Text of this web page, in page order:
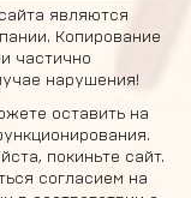
являются
Копирование
частично
нарушения!
оставить на
покиньте сайт.
согласием на